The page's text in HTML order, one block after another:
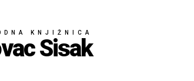
KNJIŽNICA
Sisak